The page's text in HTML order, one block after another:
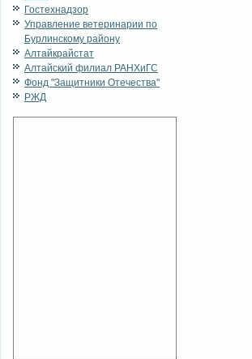
Гостехнадзор
Управление ветеринарии по
Бурлинскому району
Алтайкрайстат
Алтайский филиал РАНХиГС
Фонд "Защитники Отечества"
РЖД